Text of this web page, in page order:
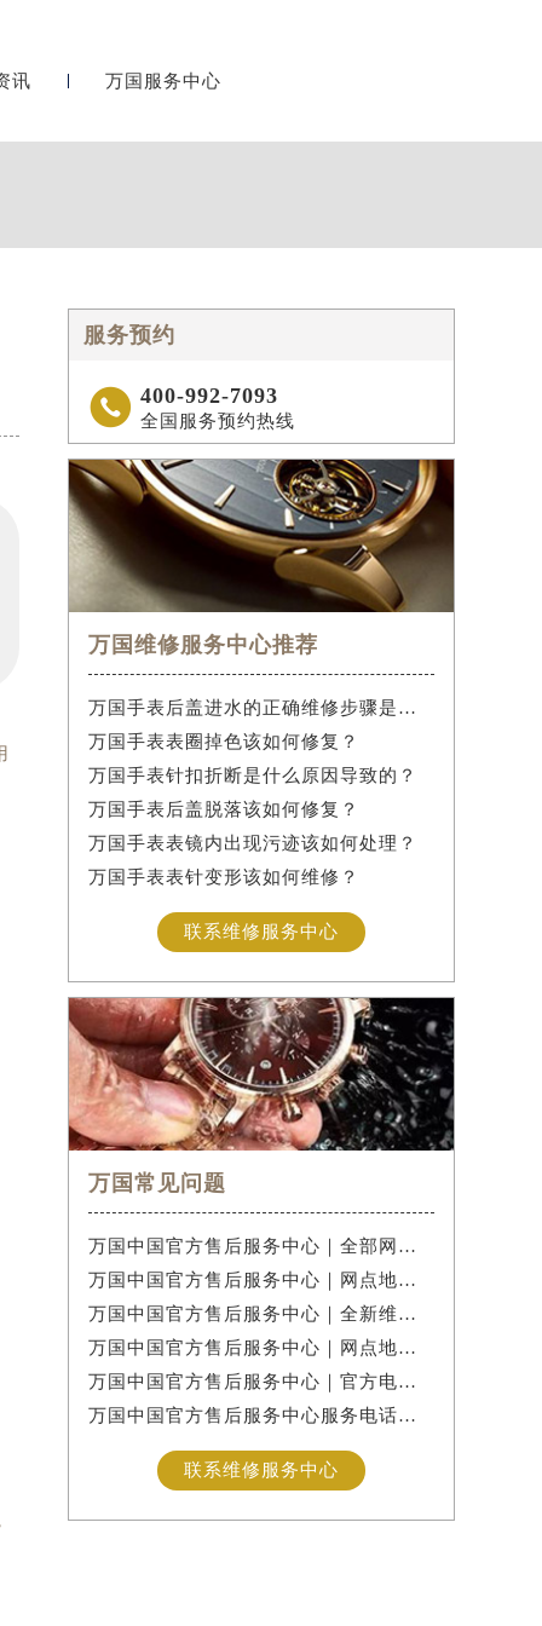
讯 万国服务中心
服务预约
 400-992-7093
全国服务预约热线
万国维修服务中心推荐
万国手表后盖进水的正确维修步骤是什么？
万国手表表圈掉色该如何修复？
万国手表针扣折断是什么原因导致的？
万国手表后盖脱落该如何修复？
万国手表表镜内出现污迹该如何处理？
万国手表表针变形该如何维修？
联系维修服务中心
万国常见问题
万国中国官方售后服务中心｜全部网点地址与售后热线权威信息公示（2026年7月最新）
万国中国官方售后服务中心｜网点地址与24小时客服热线权威信息公示（2026年7月最新）
万国中国官方售后服务中心｜全新维修地址与售后热线权威信息公示（2026年7月最新）
万国中国官方售后服务中心｜网点地址与售后热线权威信息公示（2026年7月最新）
万国中国官方售后服务中心｜官方电话及详细网点地址权威信息公示（2026年7月最新）
万国中国官方售后服务中心服务电话及24小时维修地址实地考察报告+多信源验证（2026年7月最新
联系维修服务中心